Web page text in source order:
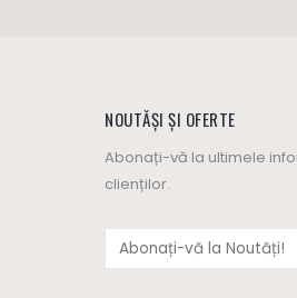
NOUTĂȘI ȘI OFERTE
Abonați-vă la ultimele
clienților.